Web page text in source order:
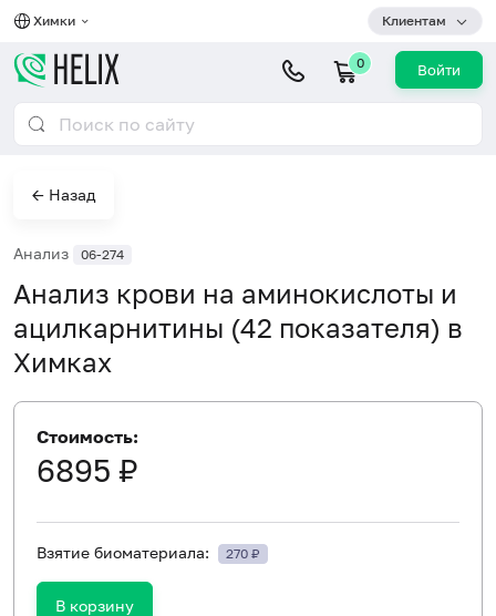
Химки Клиентам
0 Войти
← Назад
Анализ 06-274
Анализ крови на аминокислоты и
ацилкарнитины (42 показателя) в
Химках
Стоимость:
6895 ₽
Взятие биоматериала: 270 ₽
В корзину